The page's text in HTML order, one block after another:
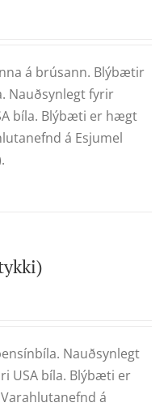
á brúsann. Blýbætir
Nauðsynlegt fyrir
bíla. Blýbæti er hægt
á Esjumel
Nauðsynlegt
USA bíla. Blýbæti er
á